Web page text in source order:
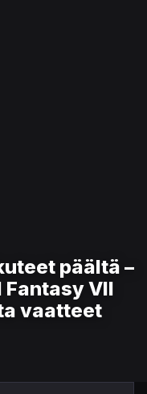
päältä –
VII
vaatteet